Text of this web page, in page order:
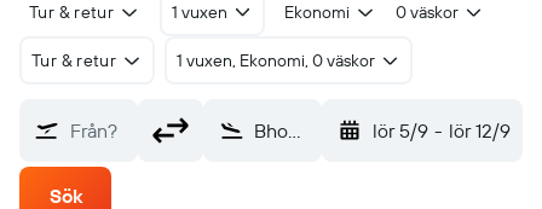
Tur & retur 1 vuxen Ekonomi 0 väskor
Tur & retur 1 vuxen, Ekonomi, 0 väskor
Från? Bhopal (BHO) lör 5/9 - lör 12/9
Sök